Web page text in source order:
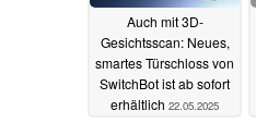
Auch mit 3D-
Gesichtsscan: Neues,
smartes Türschloss von
SwitchBot ist ab sofort
erhältlich 22.05.2025